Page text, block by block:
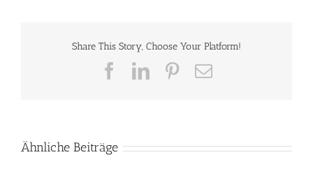
Share This Story, Choose Your Platform!
Facebook
LinkedInPinterest
E-
Ähnliche Beiträge